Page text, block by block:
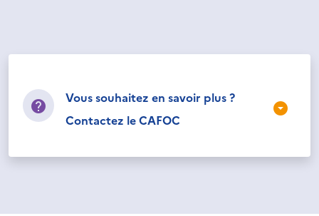
Vous souhaitez en savoir plus ?
Contactez le CAFOC